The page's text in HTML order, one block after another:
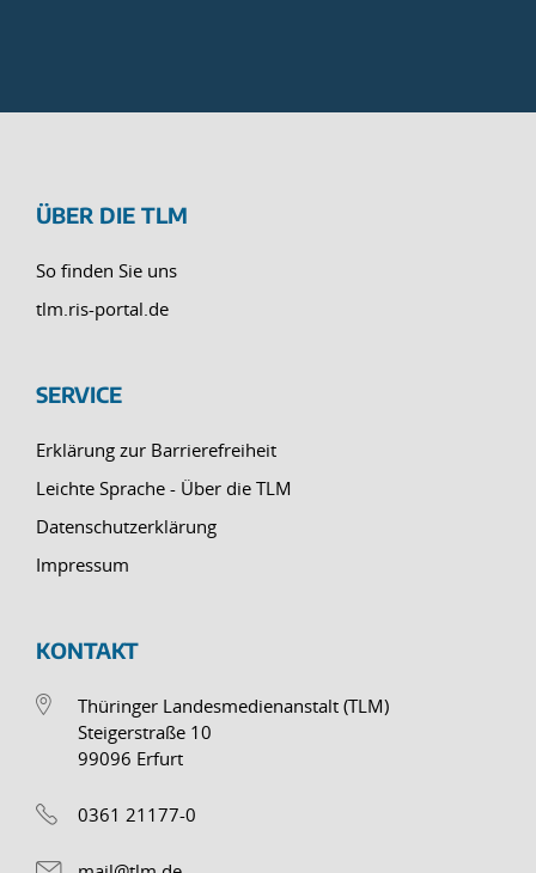
ÜBER DIE TLM
So finden Sie uns
tlm.ris-portal.de
SERVICE
Erklärung zur Barrierefreiheit
Leichte Sprache - Über die TLM
Datenschutzerklärung
Impressum
KONTAKT
Thüringer Landesmedienanstalt (TLM)
Steigerstraße 10
99096 Erfurt
0361 21177-0